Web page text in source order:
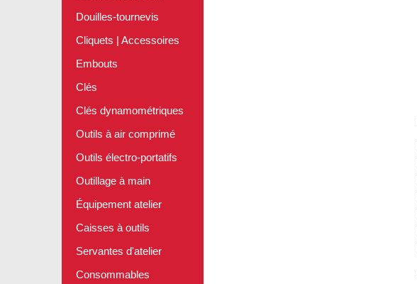
Douilles-tournevis
Cliquets | Accessoires
Embouts
Clés
Clés dynamométriques
Outils à air comprimé
Outils électro-portatifs
Outillage à main
Équipement atelier
Caisses à outils
Servantes d'atelier
Consommables